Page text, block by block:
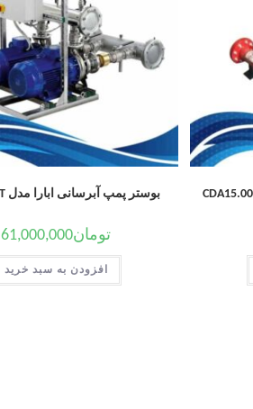
بوستر پمپ آبرسانی ابارا مدل CMB5.50T
تومان61,000,000
افزودن به سبد خرید